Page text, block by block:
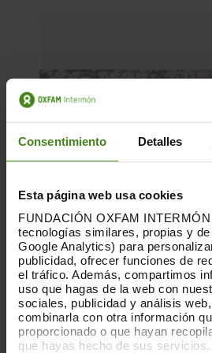
Consentimiento Detalles
Esta página web usa cookies
FUNDACIÓN OXFAM
tecnologías similares, propias y
Google Analytics) para
publicidad, ofrecer funciones de
el tráfico. Además, compartimos
uso que hagas de la web con
sociales, publicidad y análisis
combinarla con otra información
proporcionado o que hayan
que hayas hecho de sus servicios.
15.09.2025